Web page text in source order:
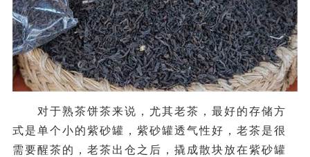
对于熟茶饼茶来说，尤其老茶，最好的存储方
式是单个小的紫砂罐，紫砂罐透气性好，老茶是很
需要醒茶的，老茶出仓之后，撬成散块放在紫砂罐